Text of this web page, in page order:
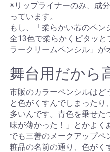
※リップライナーのみ、成
っています。
もし、「柔らかい芯のペン
全13色で柔らかくピタッ
ラークリームペンシル」が
舞台用だから
市販のカラーペンシルはど
と色がくすんでしまったり
多いんです。青色を乗せた
味が薄かった！」とかよく
でも三善のメークアップペ
粧品の名前の通り、色がく